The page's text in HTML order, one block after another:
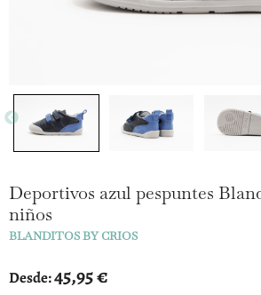
Deportivos azul pespuntes
niños
BLANDITOS BY CRIOS
Desde:45,95€